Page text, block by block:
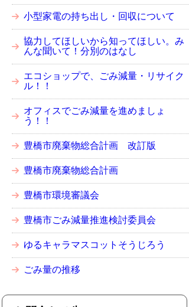
小型家電の持ち出し・回収について
協力してほしいから知ってほしい。み
んな聞いて！分別のはなし
エコショップで、ごみ減量・リサイク
ル！！
オフィスでごみ減量を進めましょ
う！！
豊橋市廃棄物総合計画 改訂版
豊橋市廃棄物総合計画
豊橋市環境審議会
豊橋市ごみ減量推進検討委員会
ゆるキャラマスコットそうじろう
ごみ量の推移